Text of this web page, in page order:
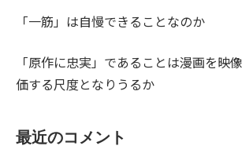
「一筋」は自慢できることなのか
「原作に忠実」であることは漫画を映
価する尺度となりうるか
最近のコメント